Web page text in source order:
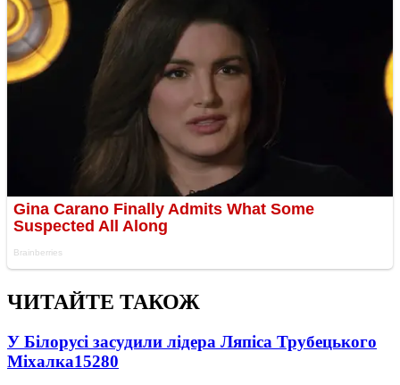
ЧИТАЙТЕ ТАКОЖ
У Білорусі засудили лідера Ляпіса Трубецького
Міхалка15280